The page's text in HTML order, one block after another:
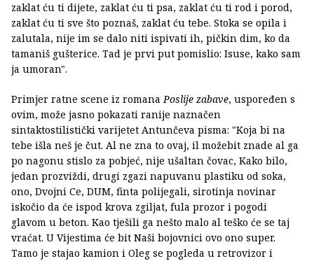
zaklat ću ti dijete, zaklat ću ti psa, zaklat ću ti rod i porod,
zaklat ću ti sve što poznaš, zaklat ću tebe. Stoka se opila i
zalutala, nije im se dalo niti ispivati ih, pičkin dim, ko da
tamaniš gušterice. Tad je prvi put pomislio: Isuse, kako sam
ja umoran".
Primjer ratne scene iz romanaPoslije zabave, uspoređen s
ovim, može jasno pokazati ranije naznačen
sintaktostilistički varijetet Antunčeva pisma: "Koja bi na
tebe išla neš je čut. Al ne zna to ovaj, il možebit znade al ga
po nagonu stislo za pobjeć, nije ušaltan čovac, Kako bilo,
jedan prozviždi, drugi zgazi napuvanu plastiku od soka,
ono, Dvojni Ce, DUM, finta polijegali, sirotinja novinar
iskočio da će ispod krova zgiljat, fula prozor i pogodi
glavom u beton. Kao tješili ga nešto malo al teško će se taj
vraćat. U Vijestima će bit Naši bojovnici ovo ono super.
Tamo je stajao kamion i Oleg se pogleda u retrovizor i